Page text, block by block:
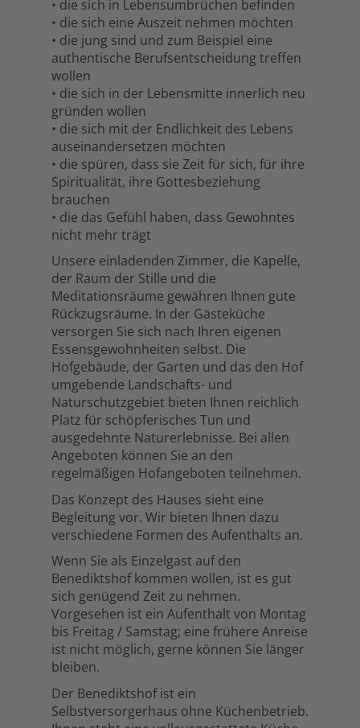
• die sich in Lebensumbrüchen befinden
• die sich eine Auszeit nehmen möchten
• die jung sind und zum Beispiel eine
authentische Berufsentscheidung treffen
wollen
• die sich in der Lebensmitte innerlich neu
gründen wollen
• die sich mit der Endlichkeit des Lebens
auseinandersetzen möchten
• die spüren, dass sie Zeit für sich, für ihre
Spiritualität, ihre Gottesbeziehung
brauchen
• die das Gefühl haben, dass Gewohntes
nicht mehr trägt
Unsere einladenden Zimmer, die Kapelle,
der Raum der Stille und die
Meditationsräume gewähren Ihnen gute
Rückzugsräume. In der Gästeküche
versorgen Sie sich nach Ihren eigenen
Essensgewohnheiten selbst. Die
Hofgebäude, der Garten und das den Hof
umgebende Landschafts- und
Naturschutzgebiet bieten Ihnen reichlich
Platz für schöpferisches Tun und
ausgedehnte Naturerlebnisse. Bei allen
Angeboten können Sie an den
regelmäßigen Hofangeboten teilnehmen.
Das Konzept des Hauses sieht eine
Begleitung vor. Wir bieten Ihnen dazu
verschiedene Formen des Aufenthalts an.
Wenn Sie als Einzelgast auf den
Benediktshof kommen wollen, ist es gut
sich genügend Zeit zu nehmen.
Vorgesehen ist ein Aufenthalt von Montag
bis Freitag / Samstag; eine frühere Anreise
ist nicht möglich, gerne können Sie länger
bleiben.
Der Benediktshof ist ein
Selbstversorgerhaus ohne Küchenbetrieb.